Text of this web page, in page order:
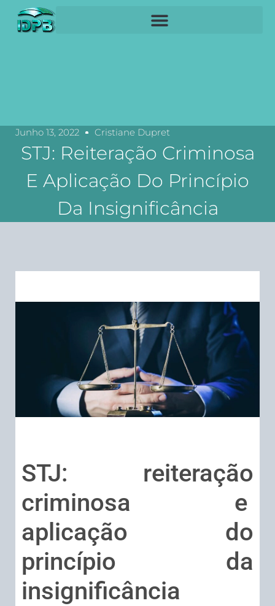
Junho 13, 2022 Cristiane Dupret
STJ: Reiteração Criminosa
E Aplicação Do Princípio
Da Insignificância
STJ: reiteração
criminosa e
aplicação do
princípio da
insignificância